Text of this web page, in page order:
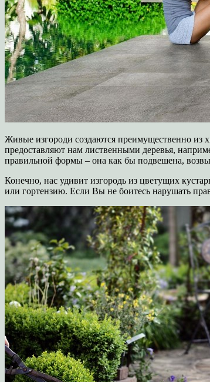
Живые изгороди создаются преимущественно из
предоставляют нам лиственными деревья,
правильной формы – она как бы подвешена,
Конечно, нас удивит изгородь из цветущих
или гортензию. Если Вы не боитесь нарушать